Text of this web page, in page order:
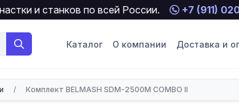
и станков по всей России. +7 (911)
Каталог О компании Доставка и
/ Комплект BELMASH SDM-2500M COMBO II